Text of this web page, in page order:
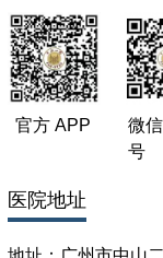
官方 APP
微
号
医院地址